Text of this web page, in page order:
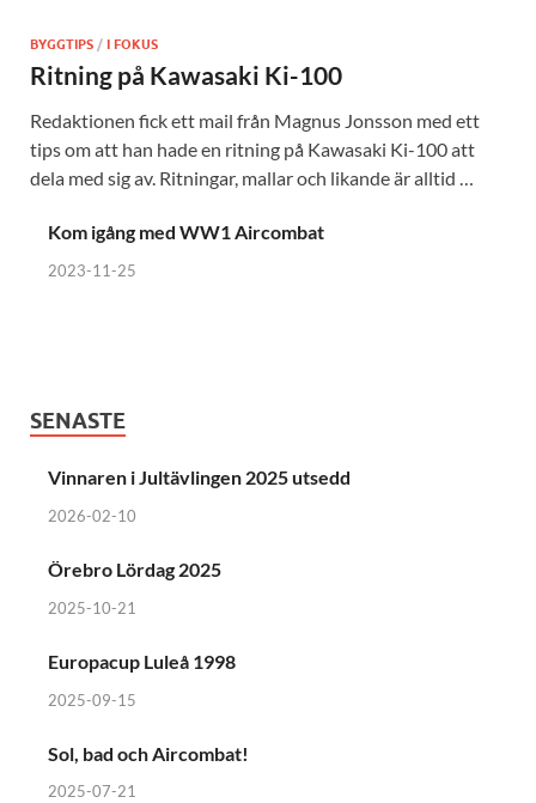
BYGGTIPS / I FOKUS
Ritning på Kawasaki Ki-100
Redaktionen fick ett mail från Magnus Jonsson med ett
tips om att han hade en ritning på Kawasaki Ki-100 att
dela med sig av. Ritningar, mallar och likande är alltid …
Kom igång med WW1 Aircombat
2023-11-25
SENASTE
Vinnaren i Jultävlingen 2025 utsedd
2026-02-10
Örebro Lördag 2025
2025-10-21
Europacup Luleå 1998
2025-09-15
Sol, bad och Aircombat!
2025-07-21